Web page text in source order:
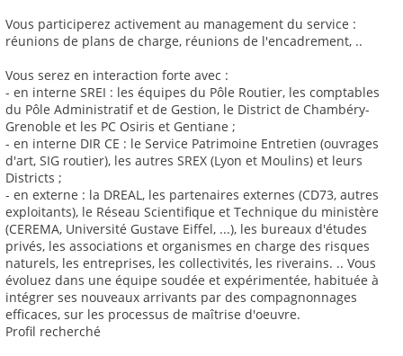
Vous participerez activement au management du service :
réunions de plans de charge, réunions de l'encadrement, ..
Vous serez en interaction forte avec :
- en interne SREI : les équipes du Pôle Routier, les comptables
du Pôle Administratif et de Gestion, le District de Chambéry-
Grenoble et les PC Osiris et Gentiane ;
- en interne DIR CE : le Service Patrimoine Entretien (ouvrages
d'art, SIG routier), les autres SREX (Lyon et Moulins) et leurs
Districts ;
- en externe : la DREAL, les partenaires externes (CD73, autres
exploitants), le Réseau Scientifique et Technique du ministère
(CEREMA, Université Gustave Eiffel, ...), les bureaux d'études
privés, les associations et organismes en charge des risques
naturels, les entreprises, les collectivités, les riverains. .. Vous
évoluez dans une équipe soudée et expérimentée, habituée à
intégrer ses nouveaux arrivants par des compagnonnages
efficaces, sur les processus de maîtrise d'oeuvre.
Profil recherché